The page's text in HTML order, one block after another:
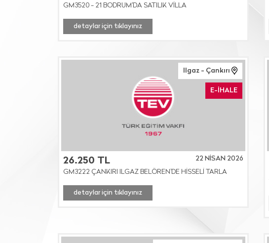
GM3520 - 21 BODRUM'DA SATILIK VİLLA
detaylar için tıklayınız
Ilgaz - Çankırı
E-İHALE
26.250 TL
22 NİSAN 2026
GM3222 ÇANKIRI ILGAZ BELÖREN'DE HİSSELİ TARLA
detaylar için tıklayınız